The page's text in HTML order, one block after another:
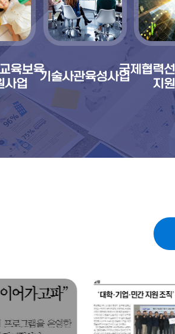
육보육
사업
기술사관육성사업
국제협력
지